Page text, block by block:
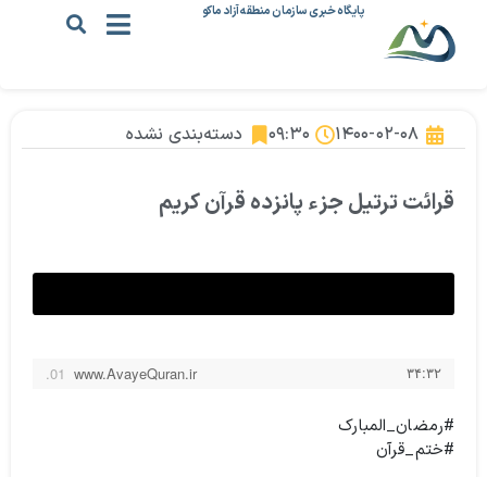
پایگاه خبری سازمان منطقه آزاد ماکو
۱۴۰۰-۰۲-۰۸ ۰۹:۳۰ دسته‌بندی نشده
قرائت ترتیل جزء پانزده قرآن کریم
www.AvayeQuran.ir ۳۴:۳۲
#رمضان_المبارک
#ختم_قرآن